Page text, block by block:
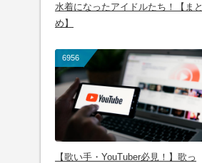
水着になったアイドルたち！【まと
め】
6956
【歌い手・YouTuber必見！】歌っ